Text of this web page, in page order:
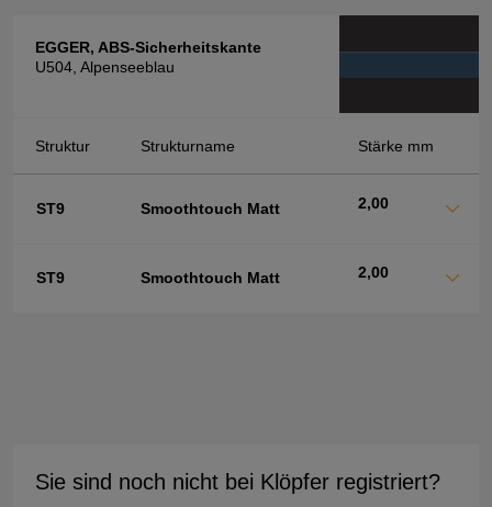
EGGER, ABS-Sicherheitskante
U504, Alpenseeblau
Struktur Strukturname Stärke mm
ST9 Smoothtouch Matt 2,00
ST9 Smoothtouch Matt 2,00
Sie sind noch nicht bei Klöpfer registriert?